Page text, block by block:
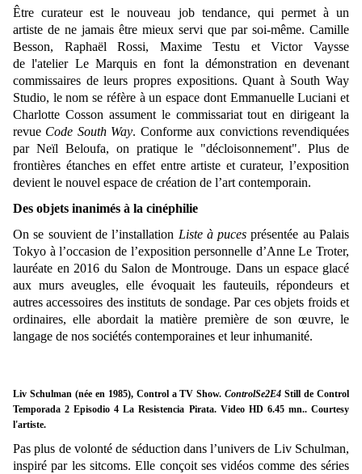
Être curateur est le nouveau job tendance, qui permet à un
artiste de ne jamais être mieux servi que par soi-même. Camille
Besson, Raphaël Rossi, Maxime Testu et Victor Vaysse
de l'atelier Le Marquis en font la démonstration en devenant
commissaires de leurs propres expositions. Quant à South Way
Studio, le nom se réfère à un espace dont Emmanuelle Luciani et
Charlotte Cosson assument le commissariat tout en dirigeant la
revue Code South Way. Conforme aux convictions revendiquées
par Neïl Beloufa, on pratique le "décloisonnement". Plus de
frontières étanches en effet entre artiste et curateur, l’exposition
devient le nouvel espace de création de l’art contemporain.
Des objets inanimés à la cinéphilie
On se souvient de l’installation Liste à puces présentée au Palais
Tokyo à l’occasion de l’exposition personnelle d’Anne Le Troter,
lauréate en 2016 du Salon de Montrouge. Dans un espace glacé
aux murs aveugles, elle évoquait les fauteuils, répondeurs et
autres accessoires des instituts de sondage. Par ces objets froids et
ordinaires, elle abordait la matière première de son œuvre, le
langage de nos sociétés contemporaines et leur inhumanité.
Liv Schulman (née en 1985), Control a TV Show.ControlSe2E4 Still de Control
Temporada 2 Episodio 4 La Resistencia Pirata. Video HD 6.45 mn.. Courtesy
l'artiste.
Pas plus de volonté de séduction dans l’univers de Liv Schulman,
inspiré par les sitcoms. Elle conçoit ses vidéos comme des séries